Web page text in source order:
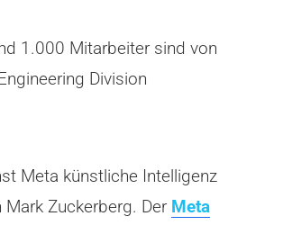
1.000 Mitarbeiter sind von
Division
Meta künstliche Intelligenz
Zuckerberg. Der Meta